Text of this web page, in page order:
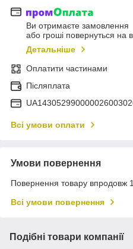
Ви отримаєте замовлення
або гроші повернуться на
Детальніше
Оплатити частинами
Післяплата
Всі умови оплати
Умови повернення
Повернення товару впродовж
Всі умови повернення
Подібні товари компанії